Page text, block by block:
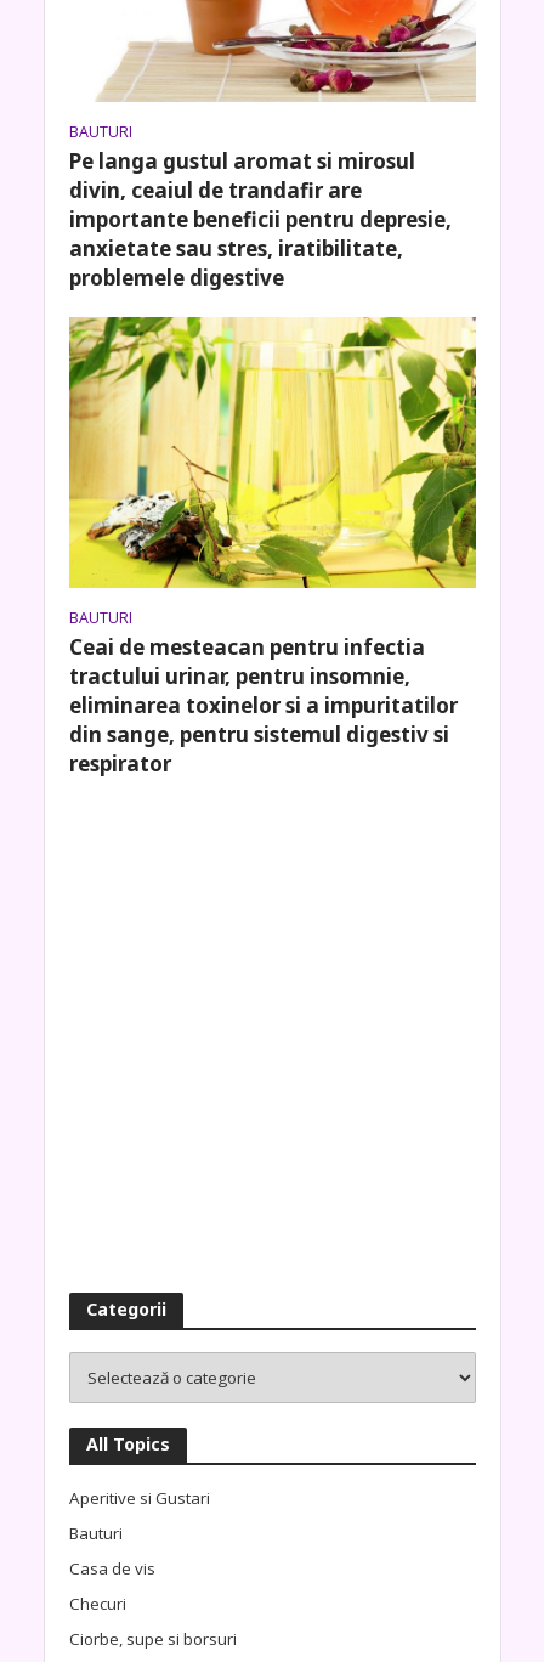
BAUTURI
Pe langa gustul aromat si mirosul
divin, ceaiul de trandafir are
importante beneficii pentru depresie,
anxietate sau stres, iratibilitate,
problemele digestive
BAUTURI
Ceai de mesteacan pentru infectia
tractului urinar, pentru insomnie,
eliminarea toxinelor si a impuritatilor
din sange, pentru sistemul digestiv si
respirator
Categorii
All Topics
Aperitive si Gustari
Bauturi
Casa de vis
Checuri
Ciorbe, supe si borsuri